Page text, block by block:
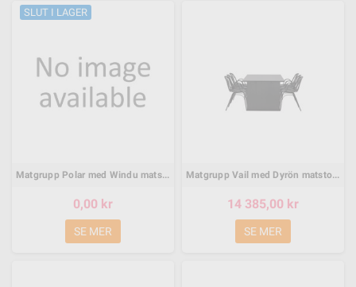
SLUT I LAGER
Matgrupp Polar med Windu matstolar, 75 × 75 cm
0,00 kr
SE MER
Matgrupp Vail med Dyrön matstolar, 200 × 100 cm
14 385,00 kr
SE MER